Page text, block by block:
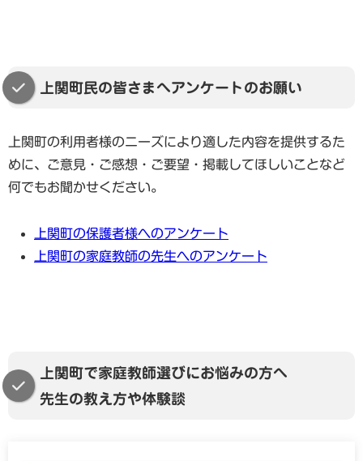
（30分あたり）という、ご家庭への負担を抑えた形
で、二人それぞれの課題に責任を持って向き合う体制
指導の時間についても、低学年のお子さんの集中力に
合わせて、ポイントを絞った効率的な進め方を工夫い
兄ちゃんと弟さんそれぞれの歩幅に合わせた温かい伴
走を私たちが主体となってお届けしますので、お母さ
学習のレベルについても、小学校の基礎からスタート
にとって一番必要な場所まで遡って、土台をしっかり
と固め直すことこそが、これからの自信に繋がる最善
の道だと私たちは考えます。一対一の指導ですので、
ひとつ「わかった！」を確認しながら進めていくこと
ができます。これまで環境の影響で触れることができ
しれませんが、それは決して恥ずかしいことではな
く、素晴らしい自己投資です。あなたが日々の生活や
上関町民の皆さまへアンケートのお願い
上関町の利用者様のニーズにより適した内容を提供するた
めに、ご意見・ご感想・ご要望・掲載してほしいことなど
何でもお聞かせください。
上関町の保護者様へのアンケート
上関町の家庭教師の先生へのアンケート
上関町で家庭教師選びにお悩みの方へ
先生の教え方や体験談